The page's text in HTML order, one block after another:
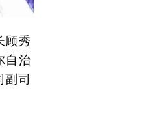
顾秀
自治
副司